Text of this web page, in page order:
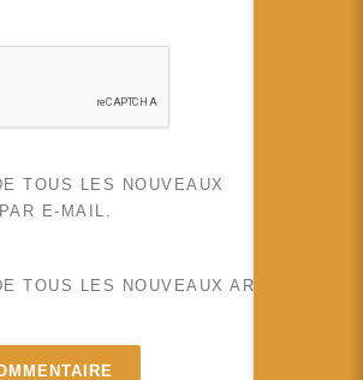
TOUS LES NOUVEAUX
E-MAIL.
TOUS LES NOUVEAUX ARTICLES